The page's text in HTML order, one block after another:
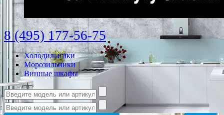
8 (495) 177-56-75
Холодильники
Морозильники
Винные шкафы